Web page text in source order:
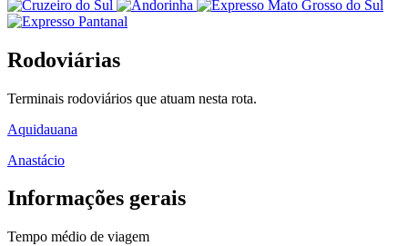
Rodoviárias
Terminais rodoviários que atuam nesta rota.
Aquidauana
Anastácio
Informações gerais
Tempo médio de viagem